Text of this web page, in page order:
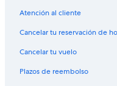
Hoteles cerca de Lago
Hoteles 3 estrellas en
Cabañas en Vichuquén
Hoteles en Vichuquén
Atención al cliente
Cancelar tu reservación de
Cancelar tu vuelo
Plazos de reembolso